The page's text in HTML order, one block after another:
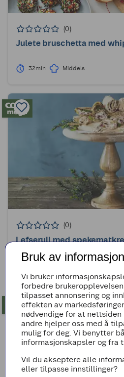
(0)
Julete bruschetta med
32min Middels
(0)
Lefserull med
Bruk av
Vi bruker
forbedre
tilpasset annonsering og
effekten av
nødvendige for at nettsiden
andre hjelper oss med å
mulig for deg. Vi benytter
informasjonskapsler og fra
Vil du akseptere alle
eller tilpasse innstillinger?